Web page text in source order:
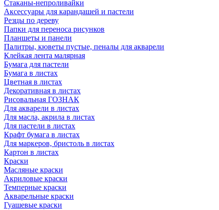
Стаканы-непроливайки
Аксессуары для карандашей и пастели
Резцы по дереву
Папки для переноса рисунков
Планшеты и панели
Палитры, кюветы пустые, пеналы для акварели
Клейкая лента малярная
Бумага для пастели
Бумага в листах
Цветная в листах
Декоративная в листах
Рисовальная ГОЗНАК
Для акварели в листах
Для масла, акрила в листах
Для пастели в листах
Крафт бумага в листах
Для маркеров, бристоль в листах
Картон в листах
Краски
Масляные краски
Акриловые краски
Темперные краски
Акварельные краски
Гуашевые краски